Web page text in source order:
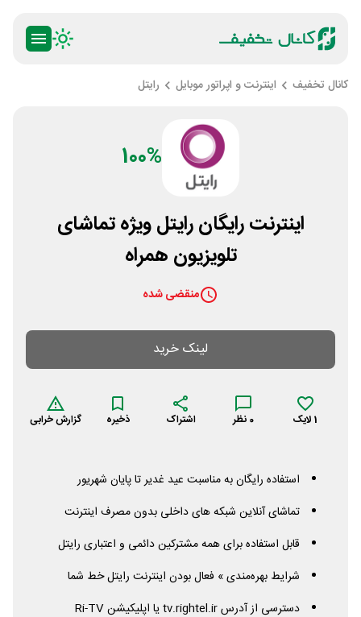
کانال تخفیف اینترنت و اپراتور موبایل رایتل
100%
اینترنت رایگان رایتل ویژه تماشای
تلویزیون همراه
منقضی شده
لینک خرید
1لایک 0 نظر اشتراک ذخیره گزارش خرابی
استفاده رایگان به مناسبت عید غدیر تا پایان شهریور
تماشای آنلاین شبکه های داخلی بدون مصرف اینترنت
قابل استفاده برای همه مشترکین دائمی و اعتباری رایتل
شرایط بهره‌مندی » فعال بودن اینترنت رایتل خط شما
دسترسی از آدرس tv.rightel.ir یا اپلیکیشن Ri-TV